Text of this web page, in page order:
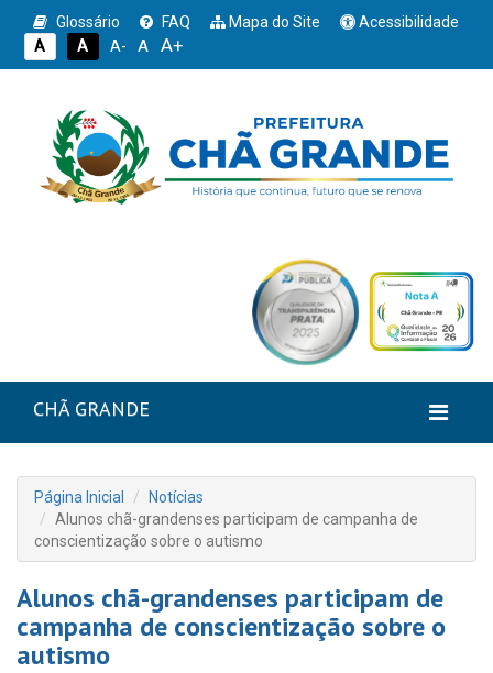
Glossário FAQ Mapa do Site
Acessibilidade
A
A A- A A+
CHÃ GRANDE
Página Inicial
Notícias
Alunos chã-grandenses participam de campanha de
conscientização sobre o autismo
Alunos chã-grandenses participam de
campanha de conscientização sobre o
autismo